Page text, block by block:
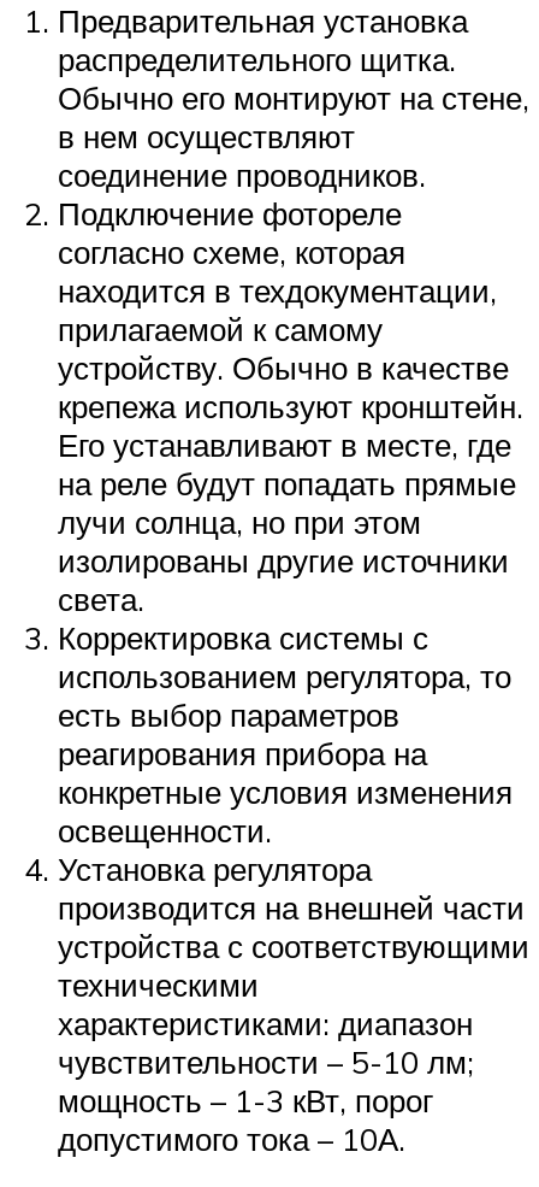
Предварительная установка
распределительного щитка.
Обычно его монтируют на стене,
в нем осуществляют
соединение проводников.
Подключение фотореле
согласно схеме, которая
находится в техдокументации,
прилагаемой к самому
устройству. Обычно в качестве
крепежа используют кронштейн.
Его устанавливают в месте, где
на реле будут попадать прямые
лучи солнца, но при этом
изолированы другие источники
света.
Корректировка системы с
использованием регулятора, то
есть выбор параметров
реагирования прибора на
конкретные условия изменения
освещенности.
Установка регулятора
производится на внешней части
устройства с соответствующими
техническими
характеристиками: диапазон
чувствительности – 5-10 лм;
мощность – 1-3 кВт, порог
допустимого тока – 10А.